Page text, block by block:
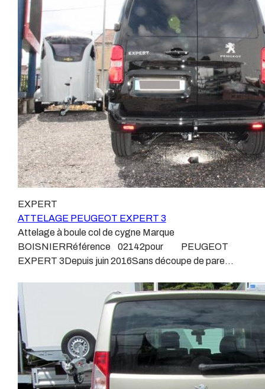
universel, modulable, smart…., et quand nous le
faisons, s’il n’existe pas d’autre choix, nous utilisons le
plus haut de gamme du marché, le plus fiable et le plus
stable. Il faut savoir que le montage d’un faisceau non
conforme ou adaptable vous fera perdre tout recours et
toute garantie auprès du constructeur en cas de
défaillance. Ce genre de faisceau est souvent mal
monté, alimenté par les éclairages intérieurs et fait
courir de vrai risque technique à votre véhicule. Nous
n’intervenons pas sur les véhicules ayant ce type de
montage non conforme. Voilà pourquoi il est nécessaire
de confier la pose d'un attelage à un professionnel
agréé, habitué à poser des attelages et respectant les
différentes dénominations pour un attelage sont :
Attelage pour voiture, crochet d’attelage, boule pour
voiture, attache remorque, attache voiture, attelage
camion, crochet voiture, attache auto, boule pour
remorque, boule d’arrimage, crochet d’attache.
les premiers attelages fabriqués à la demande dans
l’atelier, autour d’un poste à souder et d’un
étau.L’évolution technique et la normalisation sont
passées par là. Maintenant un attelage doit être
homologué, c’est le cas de tous les produits que nous
proposons, sans exception ! Nous ne travaillons
qu’avec les marques homologuées à même d’assurer le
suivi de leurs produits :ATTELAGES
WESTFALIAATTELAGES SIARRATTELAGES
BRINKATTELAGES THULEATTELAGES
BOISNIERATTELAGES GDWATTELAGES
ARAGON Le faisceau électrique est devenu le produit
le plus technique, lui aussi est soumis à normalisation et
homologation. Le faisceau est connecté à votre
véhicule, il doit être prévu à cet effet, supporter les
vibrations et les contraintes auquel il peut être soumis.
Dans certains cas le faisceau connecté modifie la
gestion des assistances à la conduite type EPS, ABS,
faisceaux « d’origine », c'est-à-dire fabriqués
spécifiquement pour votre véhicule, se branchant aux
emplacements prévus et suivant les normes
constructeurs. En dehors de quelques rares cas, nous
ne montons jamais de faisceau appelé : adaptable,
universel, modulable, smart…., et quand nous le
faisons, s’il n’existe pas d’autre choix, nous utilisons le
plus haut de gamme du marché, le plus fiable et le plus
EXPERT
ATTELAGE PEUGEOT EXPERT 3
Attelage à boule col de cygne Marque
BOISNIERRéférence 02142pour PEUGEOT
EXPERT 3Depuis juin 2016Sans découpe de pare
kgPoids de l'attelage 19.8 kgAnhängerkupplung
PEUGEOT EXPERT 3Patrick Remorques se conjugue
avec ATTELAGE depuis 1968.Les temps ont changé
depuis les premiers attelages fabriqués à la demande
dans l’atelier, autour d’un poste à souder et d’un
étau.L’évolution technique et la normalisation sont
passées par là.Maintenant un attelage doit être